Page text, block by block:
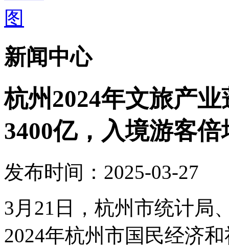
新闻中心
杭州2024年文旅产
3400亿，入境游客倍
发布时间：2025-03-27
3月21日，杭州市统计局
2024年杭州市国民经济